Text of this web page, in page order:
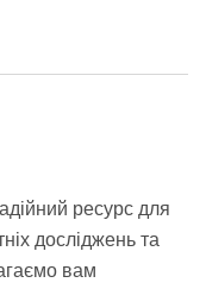
ресурс для
досліджень та
вам